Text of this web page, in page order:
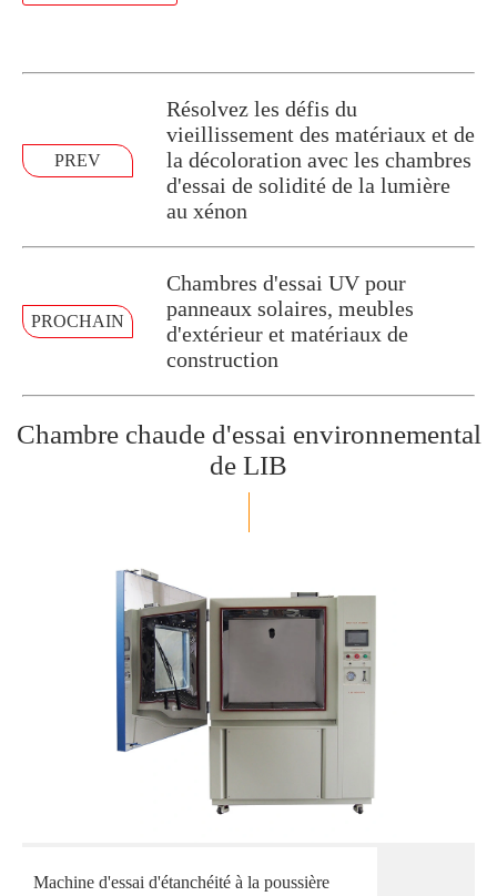
PREV
Résolvez les défis du
vieillissement des matériaux et de
la décoloration avec les chambres
d'essai de solidité de la lumière
au xénon
PROCHAIN
Chambres d'essai UV pour
panneaux solaires, meubles
d'extérieur et matériaux de
construction
Chambre chaude d'essai environnemental
de LIB
Machine d'essai d'étanchéité à la poussière